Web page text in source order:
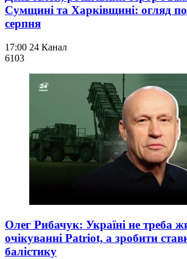
Сумщині та Харківщині: огляд
серпня
17:00 24 Канал
6103
Олег Рибачук: Україні не треба
очікуванні Patriot, а зробити
балістику